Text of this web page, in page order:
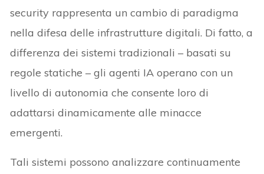
security rappresenta un cambio di paradigma
nella difesa delle infrastrutture digitali. Di fatto, a
differenza dei sistemi tradizionali – basati su
regole statiche – gli agenti IA operano con un
livello di autonomia che consente loro di
adattarsi dinamicamente alle minacce
emergenti.
Tali sistemi possono analizzare continuamente